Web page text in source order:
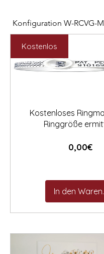
Konfiguration W-RCVG-
Preis
2.531,00 €
Kostenlos
Kostenloses
Ringgröße
0,00€
In den